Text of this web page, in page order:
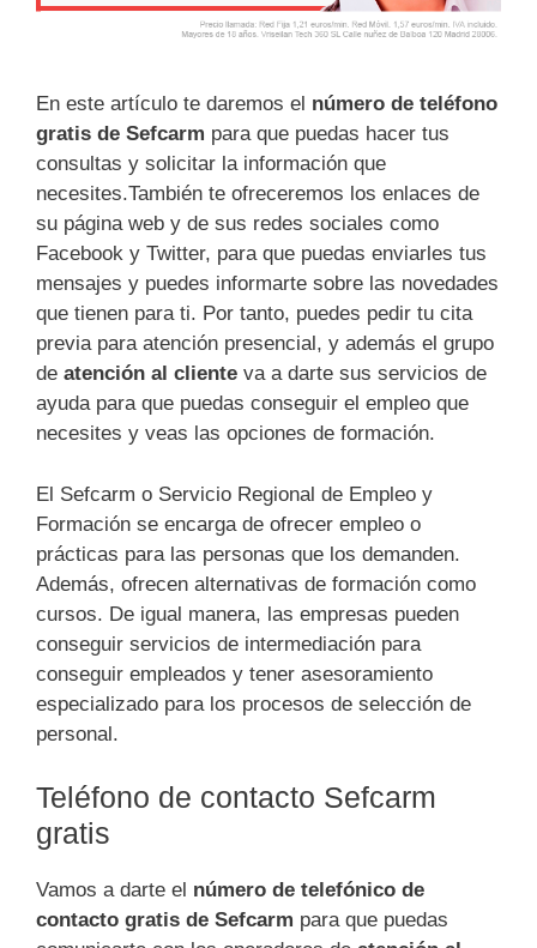
En este artículo te daremos el número de teléfono
gratis de Sefcarm para que puedas hacer tus
consultas y solicitar la información que
necesites.También te ofreceremos los enlaces de
su página web y de sus redes sociales como
Facebook y Twitter, para que puedas enviarles tus
mensajes y puedes informarte sobre las novedades
que tienen para ti. Por tanto, puedes pedir tu cita
previa para atención presencial, y además el grupo
de atención al cliente va a darte sus servicios de
ayuda para que puedas conseguir el empleo que
necesites y veas las opciones de formación.
El Sefcarm o Servicio Regional de Empleo y
Formación se encarga de ofrecer empleo o
prácticas para las personas que los demanden.
Además, ofrecen alternativas de formación como
cursos. De igual manera, las empresas pueden
conseguir servicios de intermediación para
conseguir empleados y tener asesoramiento
especializado para los procesos de selección de
personal.
Teléfono de contacto Sefcarm
gratis
Vamos a darte el número de telefónico de
contacto gratis de Sefcarm para que puedas